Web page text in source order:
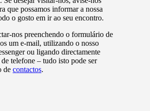
que possamos informar a nossa
o gosto em ir ao seu encontro.
nos preenchendo o formulário de
um e-mail, utilizando o nosso
ou ligando directamente
telefone – tudo isto pode ser
de contactos.